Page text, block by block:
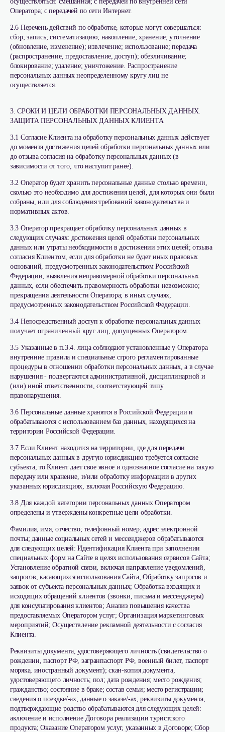
Оператора; с передачей по сети Интернет.
2.6 Перечень действий по обработке, которые могут совершаться:
сбор; запись; систематизацию; накопление; хранение; уточнение
(обновление, изменение); извлечение; использование; передача
(распространение, предоставление, доступ); обезличивание;
блокирование; удаление; уничтожение. Распространение
персональных данных неопределенному кругу лиц не
осуществляется.
3. СРОКИ И ЦЕЛИ ОБРАБОТКИ ПЕРСОНАЛЬНЫХ ДАННЫХ.
ЗАЩИТА ПЕРСОНАЛЬНЫХ ДАННЫХ КЛИЕНТА
3.1 Согласие Клиента на обработку персональных данных действует
до момента достижения целей обработки персональных данных или
до отзыва согласия на обработку персональных данных (в
зависимости от того, что наступит ранее).
3.2 Оператор будет хранить персональные данные столько времени,
сколько это необходимо для достижения целей, для которых они были
собраны, или для соблюдения требований законодательства и
нормативных актов.
3.3 Оператор прекращает обработку персональных данных в
следующих случаях: достижения целей обработки персональных
данных или утраты необходимости в достижении этих целей; отзыва
согласия Клиентом, если для обработки не будет иных правовых
оснований, предусмотренных законодательством Российской
Федерации; выявления неправомерной обработки персональных
данных, если обеспечить правомерность обработки невозможно;
прекращения деятельности Оператора; в иных случаях,
предусмотренных законодательством Российской Федерации.
3.4 Непосредственный доступ к обработке персональных данных
получает ограниченный круг лиц, допущенных Оператором.
3.5 Указанные в п.3.4. лица соблюдают установленные у Оператора
внутренние правила и специальные строго регламентированные
процедуры в отношении обработки персональных данных, а в случае
нарушения - подвергаются административной, дисциплинарной и
(или) иной ответственности, соответствующей типу
правонарушения.
3.6 Персональные данные хранятся в Российской Федерации и
обрабатываются с использованием баз данных, находящихся на
территории Российской Федерации.
3.7 Если Клиент находится на территории, где для передачи
персональных данных в другую юрисдикцию требуется согласие
субъекта, то Клиент дает свое явное и однозначное согласие на такую
передачу или хранение, и/или обработку информации в других
указанных юрисдикциях, включая Российскую Федерацию.
3.8 Для каждой категории персональных данных Оператором
определены и утверждены конкретные цели обработки.
Фамилия, имя, отчество; телефонный номер; адрес электронной
почты; данные социальных сетей и мессенджеров обрабатываются
для следующих целей: Идентификация Клиента при заполнении
специальных форм на Сайте в целях использования сервисов Сайта;
Установление обратной связи, включая направление уведомлений,
запросов, касающихся использования Сайта; Обработку запросов и
заявок от субъекта персональных данных; Обработка входящих и
исходящих обращений клиентов (звонки, письма и мессенджеры)
для консультирования клиентов; Анализ повышения качества
предоставляемых Оператором услуг; Организация маркетинговых
мероприятий; Осуществление рекламной деятельности с согласия
Клиента.
Реквизиты документа, удостоверяющего личность (свидетельство о
рождении, паспорт РФ, загранпаспорт РФ, военный билет, паспорт
моряка, иностранный документ); скан-копия документа,
удостоверяющего личность; пол; дата рождения; место рождения;
гражданство; состояние в браке; состав семьи; место регистрации;
сведения о поездке/-ах; данные о заказе/-ах; реквизиты документа,
подтверждающие родство обрабатываются для следующих целей:
аключение и исполнение Договора реализации туристского
продукта; Оказание Оператором услуг, указанных в Договоре; Сбор